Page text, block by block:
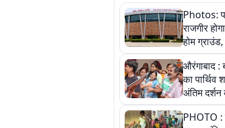
Photos:
राजगीर
होम
नए
औरंगाबाद :
का पार्थिव
अंतिम
लोग
PHOTO